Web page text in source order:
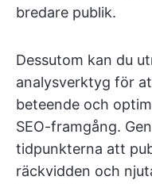
bredare publik.
Dessutom kan du
analysverktyg för
beteende och
SEO-framgång.
tidpunkterna att
räckvidden och